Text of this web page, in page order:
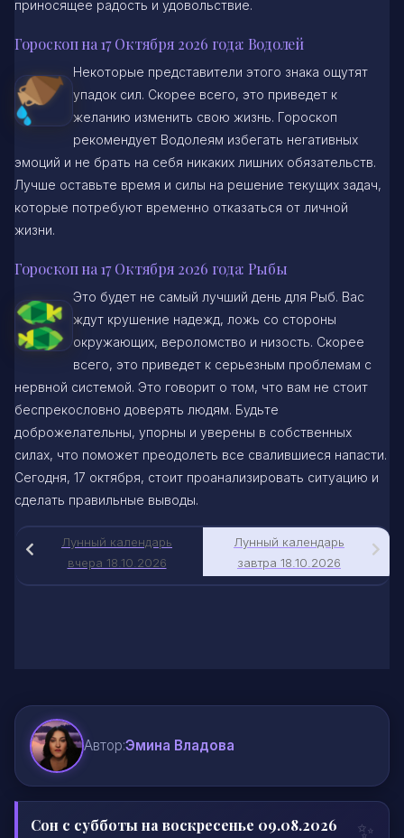
приносящее радость и удовольствие.
Гороскоп на 17 Октября 2026 года: Водолей
Некоторые представители этого знака ощутят
упадок сил. Скорее всего, это приведет к
желанию изменить свою жизнь. Гороскоп
рекомендует Водолеям избегать негативных
эмоций и не брать на себя никаких лишних обязательств.
Лучше оставьте время и силы на решение текущих задач,
которые потребуют временно отказаться от личной
жизни.
Гороскоп на 17 Октября 2026 года: Рыбы
Это будет не самый лучший день для Рыб. Вас
ждут крушение надежд, ложь со стороны
окружающих, вероломство и низость. Скорее
всего, это приведет к серьезным проблемам с
нервной системой. Это говорит о том, что вам не стоит
беспрекословно доверять людям. Будьте
доброжелательны, упорны и уверены в собственных
силах, что поможет преодолеть все свалившиеся напасти.
Сегодня, 17 октября, стоит проанализировать ситуацию и
сделать правильные выводы.
Лунный календарь
завтра 18.10.2026
Лунный календарь
вчера 18.10.2026
Автор:Эмина Владова
Сон с субботы на воскресенье 09.08.2026